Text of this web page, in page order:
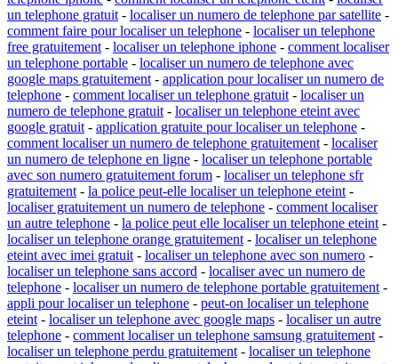
un telephone gratuit - localiser un numero de telephone par satellite -
comment faire pour localiser un telephone - localiser un telephone
free gratuitement - localiser un telephone iphone - comment localiser
un telephone portable - localiser un numero de telephone avec
google maps gratuitement - application pour localiser un numero de
telephone - comment localiser un telephone gratuit - localiser un
numero de telephone gratuit - localiser un telephone eteint avec
google gratuit - application gratuite pour localiser un telephone -
comment localiser un numero de telephone gratuitement - localiser
un numero de telephone en ligne - localiser un telephone portable
avec son numero gratuitement forum - localiser un telephone sfr
gratuitement - la police peut-elle localiser un telephone eteint -
localiser gratuitement un numero de telephone - comment localiser
un autre telephone - la police peut elle localiser un telephone eteint -
localiser un telephone orange gratuitement - localiser un telephone
eteint avec imei gratuit - localiser un telephone avec son numero -
localiser un telephone sans accord - localiser avec un numero de
telephone - localiser un numero de telephone portable gratuitement -
appli pour localiser un telephone - peut-on localiser un telephone
eteint - localiser un telephone avec google maps - localiser un autre
telephone - comment localiser un telephone samsung gratuitement -
localiser un telephone perdu gratuitement - localiser un telephone